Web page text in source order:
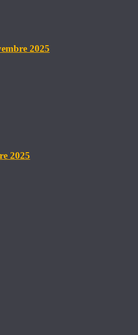
2025
2025